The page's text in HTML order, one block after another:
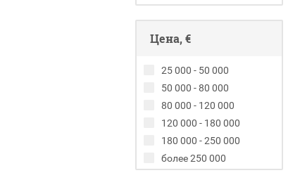
Цена, €
25 000 - 50 000
50 000 - 80 000
80 000 - 120 000
120 000 - 180 000
180 000 - 250 000
более 250 000